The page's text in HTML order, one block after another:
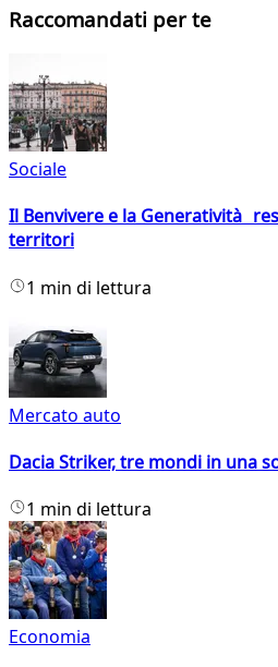
Raccomandati per te
Sociale
Il Benvivere e la Generatività
territori
1 min di lettura
Mercato auto
Dacia Striker, tre mondi in una
1 min di lettura
Economia